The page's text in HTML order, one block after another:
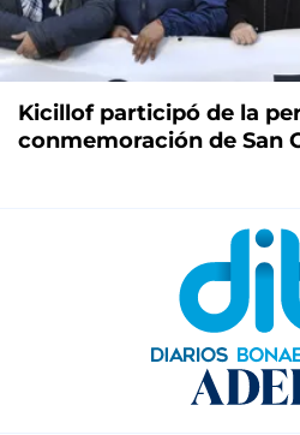
Kicillof participó de la
conmemoración de San